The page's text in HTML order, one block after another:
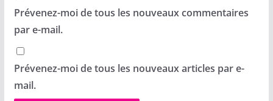
Prévenez-moi de tous les nouveaux commentaires
par e-mail.
Prévenez-moi de tous les nouveaux articles par e-
mail.